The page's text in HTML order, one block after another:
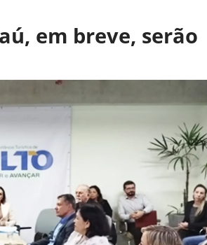
em breve, serão